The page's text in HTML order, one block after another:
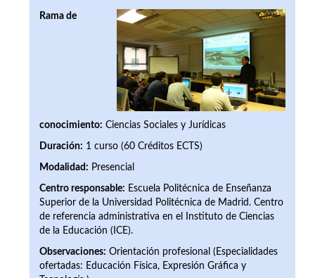
Rama de
conocimiento: Ciencias Sociales y Jurídicas
Duración: 1 curso (60 Créditos ECTS)
Modalidad: Presencial
Centro responsable: Escuela Politécnica de Enseñanza
Superior de la Universidad Politécnica de Madrid. Centro
de referencia administrativa en el Instituto de Ciencias
de la Educación (ICE).
Observaciones: Orientación profesional (Especialidades
ofertadas: Educación Física, Expresión Gráfica y